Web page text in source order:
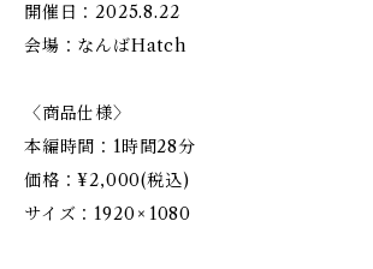
開催日：2025.8.22
会場：なんばHatch
〈商品仕様〉
本編時間：1時間28分
価格：¥2,000(税込)
サイズ：1920 × 1080